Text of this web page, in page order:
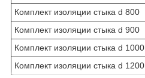
Комплект изоляции стыка d 800
Комплект изоляции стыка d 900
Комплект изоляции стыка d 1000
Комплект изоляции стыка d 1200